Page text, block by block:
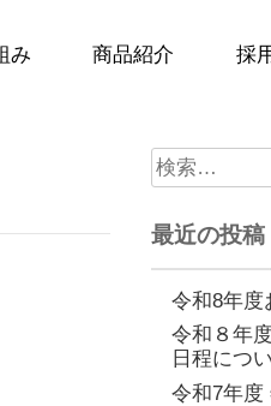
み 商品紹介 採
検
索:
最近の投稿
令和8年度
令和８年
日程につ
令和7年度